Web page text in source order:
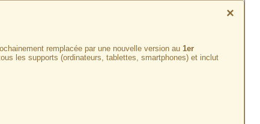
×
remplacée par une nouvelle version au 1er
les supports (ordinateurs, tablettes, smartphones) et inclut